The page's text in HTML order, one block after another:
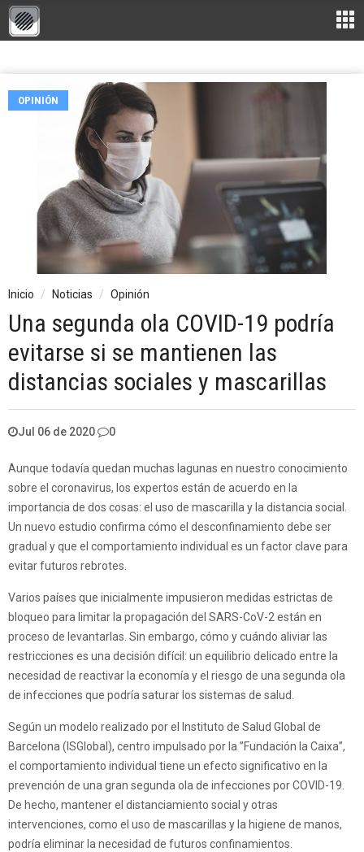
OPINIÓN
Inicio Noticias Opinión
Una segunda ola COVID-19 podría
evitarse si se mantienen las
distancias sociales y mascarillas
Jul 06 de 2020 0
Aunque todavía quedan muchas lagunas en nuestro conocimiento
sobre el coronavirus, los expertos están de acuerdo en la
importancia de dos cosas: el uso de mascarilla y la distancia social.
Un nuevo estudio confirma cómo el desconfinamiento debe ser
gradual y que el comportamiento individual es un factor clave para
evitar futuros rebrotes.
Varios países que inicialmente impusieron medidas estrictas de
bloqueo para limitar la propagación del SARS-CoV-2 están en
proceso de levantarlas. Sin embargo, cómo y cuándo aliviar las
restricciones es una decisión difícil: un equilibrio delicado entre la
necesidad de reactivar la economía y el riesgo de una segunda ola
de infecciones que podría saturar los sistemas de salud.
Según un modelo realizado por el Instituto de Salud Global de
Barcelona (ISGlobal), centro impulsado por la ”Fundación la Caixa”,
el comportamiento individual tiene un efecto significativo en la
prevención de una gran segunda ola de infecciones por COVID-19.
De hecho, mantener el distanciamiento social y otras
intervenciones, como el uso de mascarillas y la higiene de manos,
podría eliminar la necesidad de futuros confinamientos.